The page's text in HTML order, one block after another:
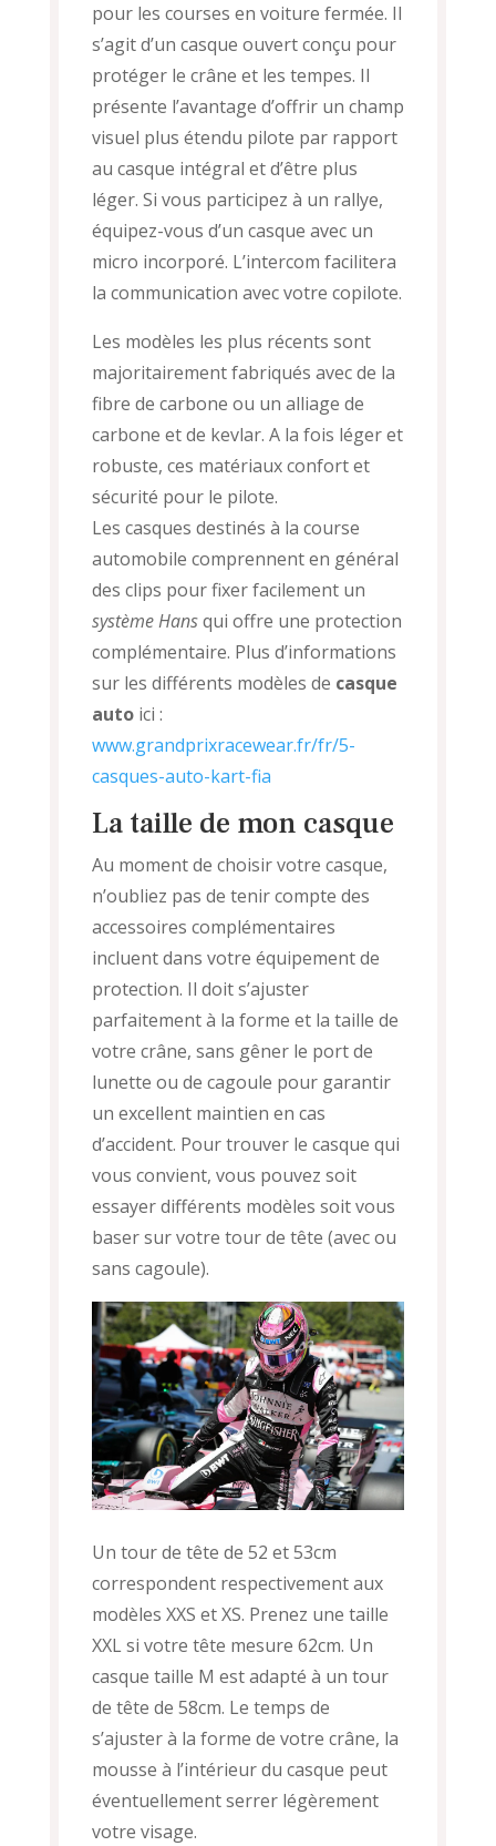
pour les courses en voiture fermée. Il
s’agit d’un casque ouvert conçu pour
protéger le crâne et les tempes. Il
présente l’avantage d’offrir un champ
visuel plus étendu pilote par rapport
au casque intégral et d’être plus
léger. Si vous participez à un rallye,
équipez-vous d’un casque avec un
micro incorporé. L’intercom facilitera
la communication avec votre copilote.
Les modèles les plus récents sont
majoritairement fabriqués avec de la
fibre de carbone ou un alliage de
carbone et de kevlar. A la fois léger et
robuste, ces matériaux confort et
sécurité pour le pilote.
Les casques destinés à la course
automobile comprennent en général
des clips pour fixer facilement un
système Hansqui offre une protection
complémentaire. Plus d’informations
sur les différents modèles de casque
autoici :
www.grandprixracewear.fr/fr/5-
casques-auto-kart-fia
La taille de mon casque
Au moment de choisir votre casque,
n’oubliez pas de tenir compte des
accessoires complémentaires
incluent dans votre équipement de
protection. Il doit s’ajuster
parfaitement à la forme et la taille de
votre crâne, sans gêner le port de
lunette ou de cagoule pour garantir
un excellent maintien en cas
d’accident. Pour trouver le casque qui
vous convient, vous pouvez soit
essayer différents modèles soit vous
baser sur votre tour de tête (avec ou
sans cagoule).
Un tour de tête de 52 et 53cm
correspondent respectivement aux
modèles XXS et XS. Prenez une taille
XXL si votre tête mesure 62cm. Un
casque taille M est adapté à un tour
de tête de 58cm. Le temps de
s’ajuster à la forme de votre crâne, la
mousse à l’intérieur du casque peut
éventuellement serrer légèrement
votre visage.